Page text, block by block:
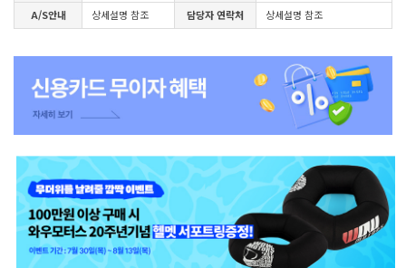
A/S안내 상세설명 참조 담당자 연락처 상세설명 참조